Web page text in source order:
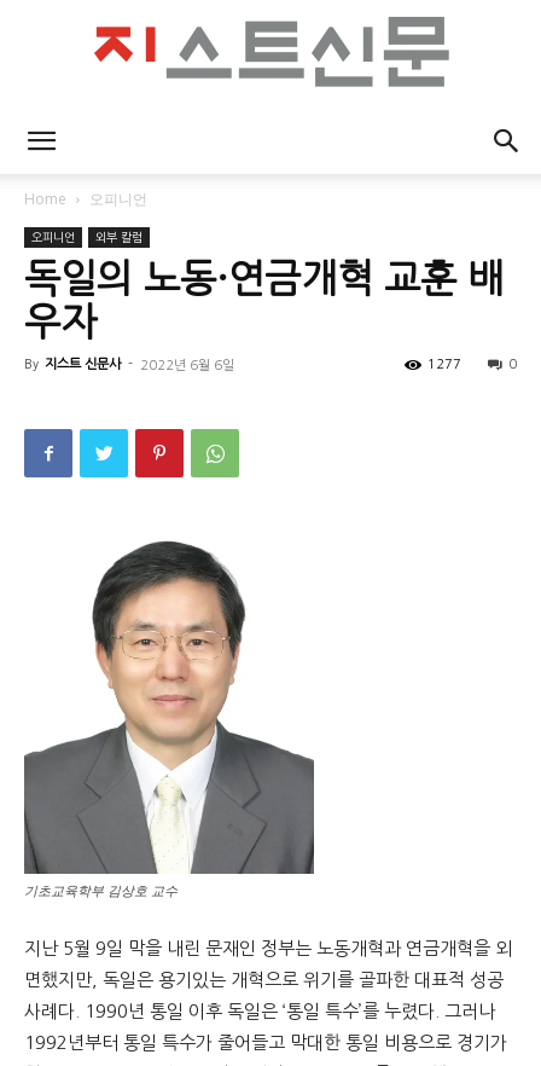
스
Home 오피니언
오피니언 외부 칼럼
독일의 노동·연금개혁 교훈 배
우자
By 지스트 신문사 - 2022년 6월 6일 0
1277
기초교육학부 김상호 교수
지난 5월 9일 막을 내린 문재인 정부는 노동개혁과 연금개혁을 외
면했지만, 독일은 용기있는 개혁으로 위기를 골파한 대표적 성공
사례다. 1990년 통일 이후 독일은 ‘통일 특수’를 누렸다. 그러나
1992년부터 통일 특수가 줄어들고 막대한 통일 비용으로 경기가